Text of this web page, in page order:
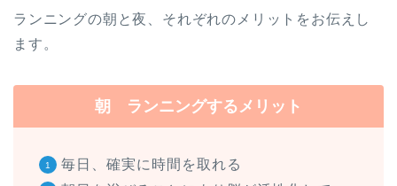
ランニングの朝と夜、それぞれのメリットをお伝えし
ます。
朝 ランニングするメリット
毎日、確実に時間を取れる